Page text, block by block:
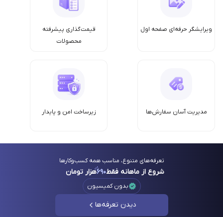
ویرایشگر حرفه‌ای صفحه اول
قیمت‌گذاری پیشرفته
محصولات
مدیریت آسان سفارش‌ها زیرساخت امن‌ و پایدار
تعرفه‌های متنوع، مناسب همه کسب‌وکارها
شروع از ماهانه فقط۶۹۰هزار تومان
بدون کمیسیون
دیدن تعرفه‌ها